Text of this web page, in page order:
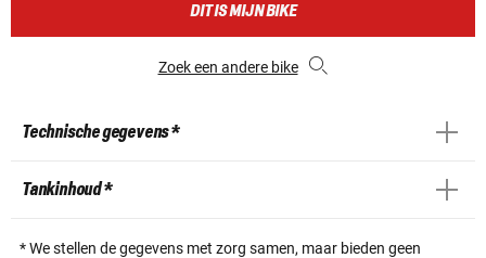
DIT IS MIJN BIKE
Zoek een andere bike
Technische gegevens *
Tankinhoud *
* We stellen de gegevens met zorg samen, maar bieden geen